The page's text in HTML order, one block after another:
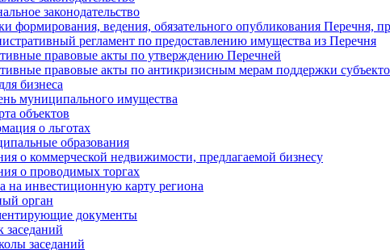
законодательство
формирования, ведения, обязательного опубликования Перечня,
регламент по предоставлению имущества из Перечня
правовые акты по утверждению Перечней
правовые акты по антикризисным мерам поддержки
бизнеса
муниципального имущества
объектов
о льготах
образования
о коммерческой недвижимости, предлагаемой бизнесу
о проводимых торгах
на инвестиционную карту региона
орган
документы
заседаний
заседаний